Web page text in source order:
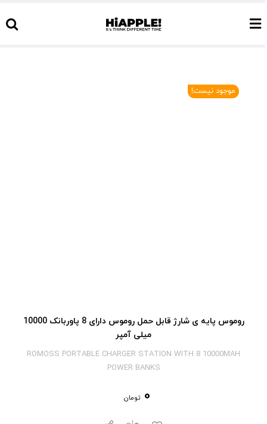
to
موجود نیست!
روموس پایه ی شارژ قابل حمل روموس دارای 8 پاوربانک 10000
میلی آمپر
ROMOSS PORTABLE CHARGER STATION WITH 8 10000MAH
POWER BANKS
0 تومان